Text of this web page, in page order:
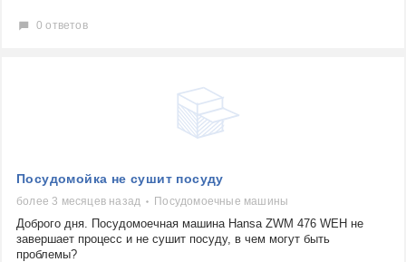
0 ответов
Посудомойка не сушит посуду
более 3 месяцев назад Посудомоечные машины
Доброго дня. Посудомоечная машина Hansa ZWM 476 WEH не
завершает процесс и не сушит посуду, в чем могут быть
проблемы?